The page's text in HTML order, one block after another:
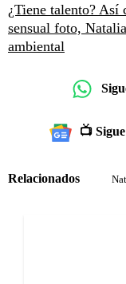
¿Tiene talento? Así
sensual foto,
ambiental
📺
Relacionados